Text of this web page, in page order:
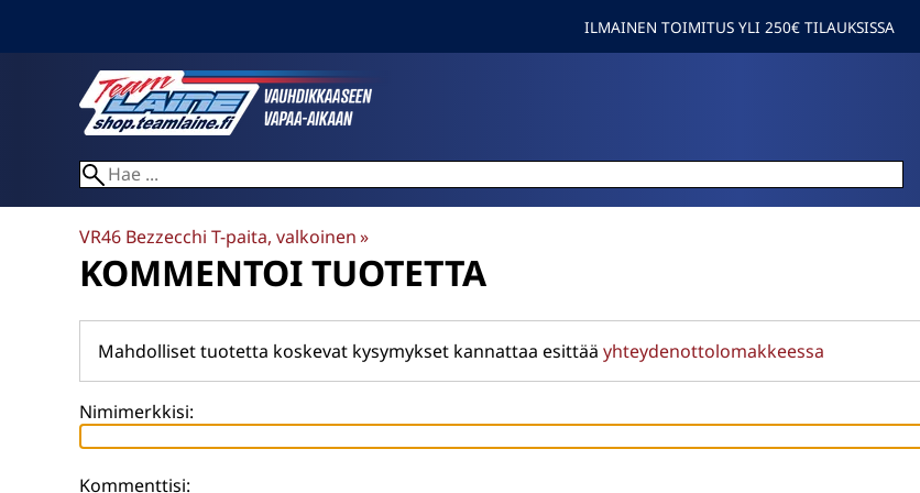
ILMAINEN TOIMITUS YLI 250€ TILAUKSISSA
VR46 Bezzecchi T-paita, valkoinen‪»
KOMMENTOI TUOTETTA
Mahdolliset tuotetta koskevat kysymykset kannattaa esittää yhteydenottolomakkeessa
Nimimerkkisi:
Kommenttisi: